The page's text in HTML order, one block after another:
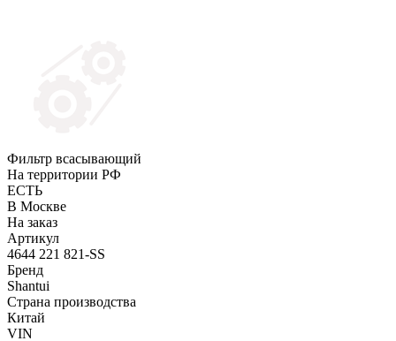
Фильтр всасывающий
На территории РФ
ЕСТЬ
В Москве
На заказ
Артикул
4644 221 821-SS
Бренд
Shantui
Страна производства
Китай
VIN